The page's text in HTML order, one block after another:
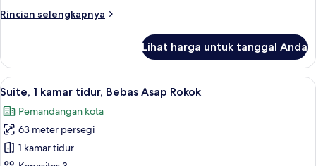
Bebas
Rincian selengkapnya
Rincian
Kamar,
Tempat
King,
Bebas
Asap
Rokok
Lihat harga untuk tanggal Anda
Lihat
semua
foto
untuk
Suite,
Suite, 1 kamar tidur, Bebas Asap
7
Suite, 1 kamar tidur, Bebas Asap Rokok
Pemandangan kota
63 meter persegi
1 kamar tidur